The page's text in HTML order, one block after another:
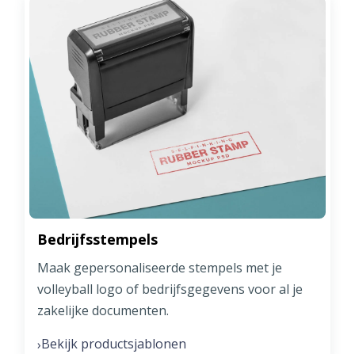
Bedrijfsstempels
Maak gepersonaliseerde stempels met je
volleyball logo of bedrijfsgegevens voor al je
zakelijke documenten.
›Bekijk productsjablonen